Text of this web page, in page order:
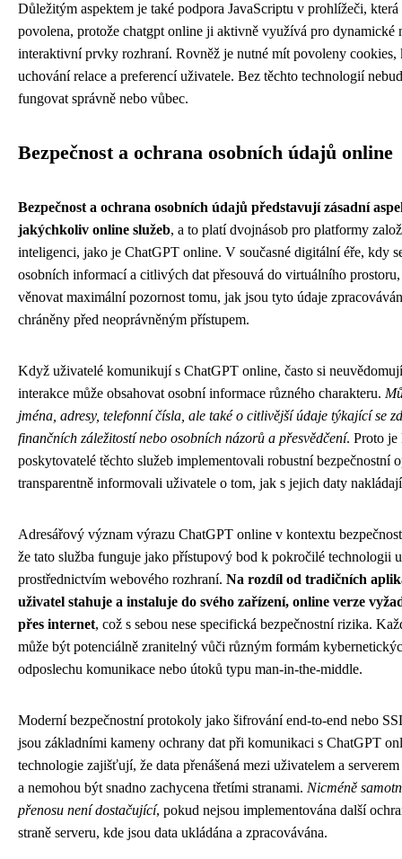
Důležitým aspektem je také podpora JavaScriptu v prohlížeči,
povolena, protože chatgpt online ji aktivně využívá pro dynamické
interaktivní prvky rozhraní. Rovněž je nutné mít povoleny cookies,
uchování relace a preferencí uživatele. Bez těchto technologií
fungovat správně nebo vůbec.
Bezpečnost a ochrana osobních údajů online
Bezpečnost a ochrana osobních údajů představují zásadní
jakýchkoliv online služeb, a to platí dvojnásob pro platformy
inteligenci, jako je ChatGPT online. V současné digitální éře, kdy
osobních informací a citlivých dat přesouvá do virtuálního
věnovat maximální pozornost tomu, jak jsou tyto údaje
chráněny před neoprávněným přístupem.
Když uživatelé komunikují s ChatGPT online, často si
interakce může obsahovat osobní informace různého charakteru.
jména, adresy, telefonní čísla, ale také o citlivější údaje týkající se
finančních záležitostí nebo osobních názorů a přesvědčení. Proto je
poskytovatelé těchto služeb implementovali robustní bezpečnostní
transparentně informovali uživatele o tom, jak s jejich daty
Adresářový význam výrazu ChatGPT online v kontextu
že tato služba funguje jako přístupový bod k pokročilé technologii
prostřednictvím webového rozhraní. Na rozdíl od tradičních
uživatel stahuje a instaluje do svého zařízení, online verze
přes internet, což s sebou nese specifická bezpečnostní rizika.
může být potenciálně zranitelný vůči různým formám
odposlechu komunikace nebo útoků typu man-in-the-middle.
Moderní bezpečnostní protokoly jako šifrování end-to-end nebo
jsou základními kameny ochrany dat při komunikaci s ChatGPT
technologie zajišťují, že data přenášená mezi uživatelem a
a nemohou být snadno zachycena třetími stranami. Nicméně
přenosu není dostačující, pokud nejsou implementována další
straně serveru, kde jsou data ukládána a zpracovávána.